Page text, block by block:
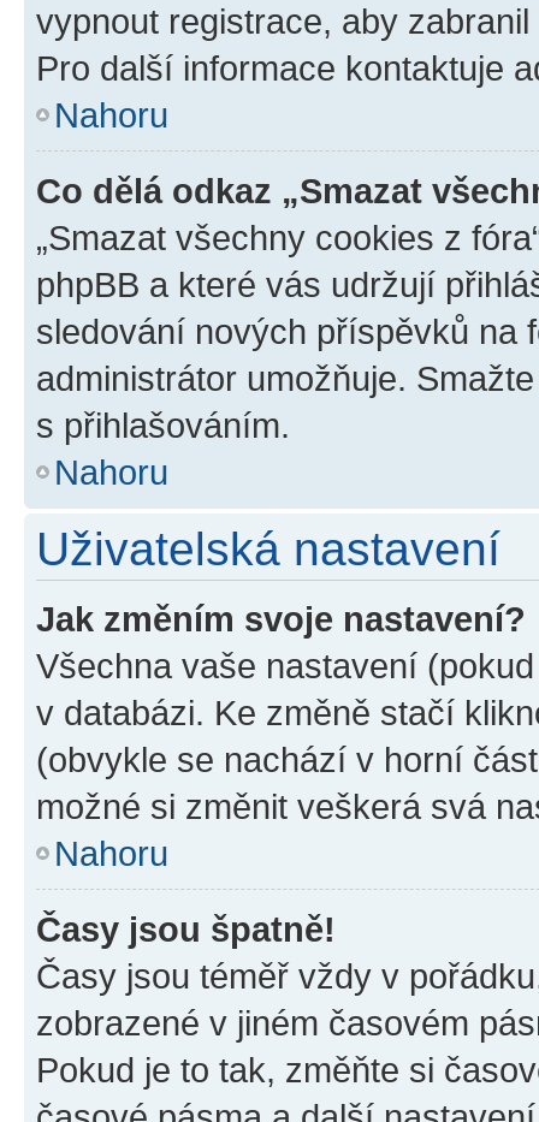
vypnout registrace, aby
Pro další informace kontaktuje
Nahoru
Co dělá odkaz „Smazat
„Smazat všechny cookies z
phpBB a které vás udržují
sledování nových příspěvků na
administrátor umožňuje.
s přihlašováním.
Nahoru
Uživatelská nastavení
Jak změním svoje nastavení?
Všechna vaše nastavení
v databázi. Ke změně stačí
(obvykle se nachází v horní
možné si změnit veškerá svá
Nahoru
Časy jsou špatně!
Časy jsou téměř vždy v
zobrazené v jiném časovém
Pokud je to tak, změňte si